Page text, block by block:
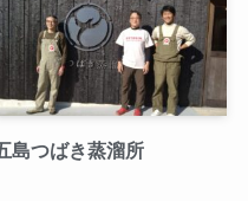
島つばき蒸溜所